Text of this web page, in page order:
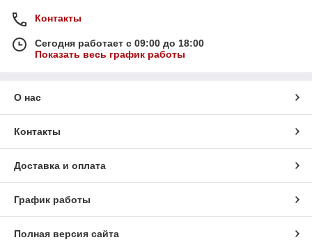
Контакты
Сегодня работает с 09:00 до 18:00
Показать весь график работы
О нас
Контакты
Доставка и оплата
График работы
Полная версия сайта